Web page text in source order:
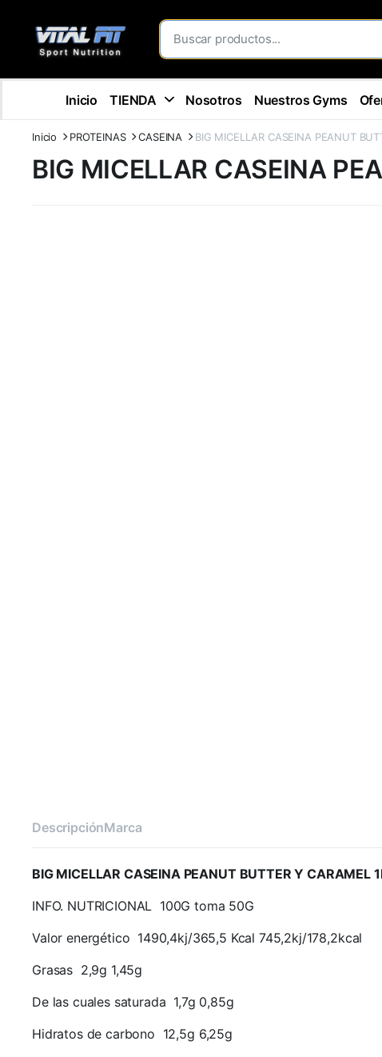
Inicio TIENDA Nosotros Nuestros Gyms
Inicio PROTEINAS CASEINA BIG MICELLAR CASEINA PEANUT
BIG MICELLAR CASEINA
DescripciónMarca
BIG MICELLAR CASEINA PEANUT BUTTER Y CARAMEL
INFO. NUTRICIONAL 100G toma 50G
Valor energético 1490,4kj/365,5 Kcal 745,2kj/178,2kcal
Grasas 2,9g 1,45g
De las cuales saturada 1,7g 0,85g
Hidratos de carbono 12,5g 6,25g